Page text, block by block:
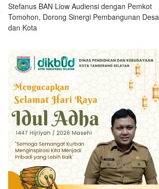
Stefanus BAN Liow Audiensi dengan Pemkot
Tomohon, Dorong Sinergi Pembangunan Desa
dan Kota